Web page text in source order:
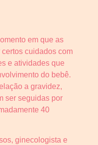
em que as
cuidados com
e atividades que
do bebê.
a gravidez,
ser seguidas por
40
ginecologista e